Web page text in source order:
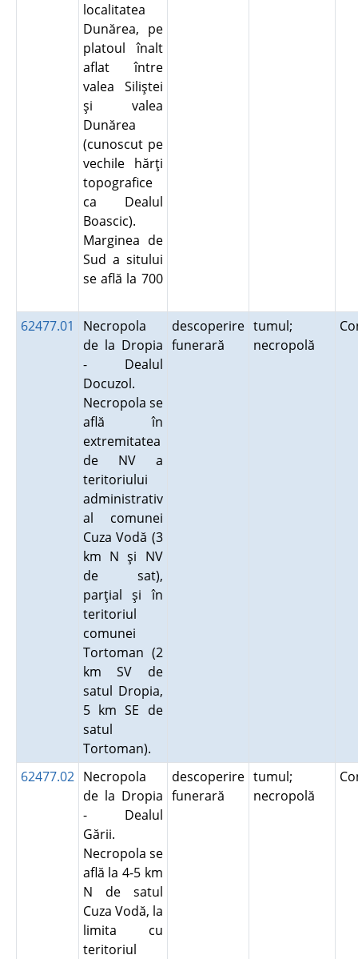
localitatea
Dunărea, pe
platoul înalt
aflat între
valea Siliştei
şi valea
Dunărea
(cunoscut pe
vechile hărţi
topografice
ca Dealul
Boascic).
Marginea de
Sud a sitului
se află la 700
62477.01
Necropola
de la Dropia
- Dealul
Docuzol.
Necropola se
află în
extremitatea
de NV a
teritoriului
administrativ
al comunei
Cuza Vodă (3
km N şi NV
de sat),
parţial şi în
teritoriul
comunei
Tortoman (2
km SV de
satul Dropia,
5 km SE de
satul
Tortoman).
descoperire
funerară
tumul;
necropolă
62477.02 Necropola
de la Dropia
- Dealul
Gării.
Necropola se
află la 4-5 km
N de satul
Cuza Vodă, la
limita cu
teritoriul
descoperire
funerară
tumul;
necropolă